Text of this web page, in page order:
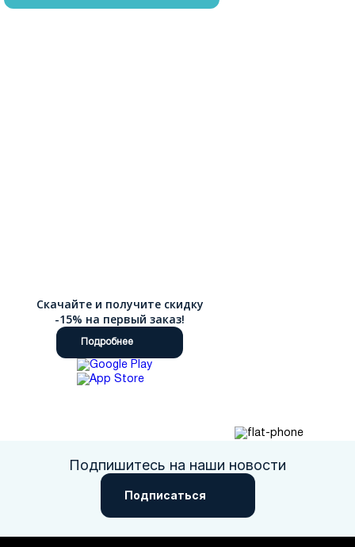
Скачайте и получите скидку
-15% на первый заказ!
Подробнее
Подпишитесь на наши новости
Подписаться